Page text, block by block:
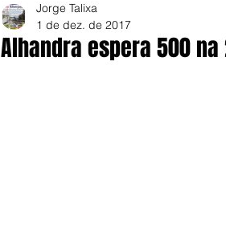
Alhandra espera 500
Jorge Talixa
1 de dez. de 2017